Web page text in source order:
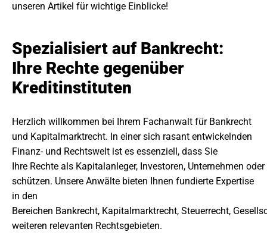
unseren Artikel für wichtige Einblicke!
Spezialisiert auf Bankrecht:
Ihre Rechte gegenüber
Kreditinstituten
Herzlich willkommen bei Ihrem Fachanwalt für Bankrecht
und Kapitalmarktrecht. In einer sich rasant entwickelnden
Finanz- und Rechtswelt ist es essenziell, dass Sie
Ihre Rechte als Kapitalanleger, Investoren, Unternehmen
schützen. Unsere Anwälte bieten Ihnen fundierte Expertise
in den
Bereichen Bankrecht, Kapitalmarktrecht, Steuerrecht,
weiteren relevanten Rechtsgebieten.